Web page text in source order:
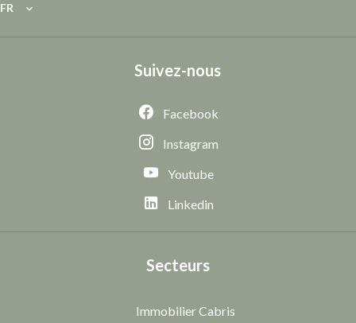
FR
Suivez-nous
Facebook
Instagram
Youtube
Linkedin
Secteurs
Immobilier Cabris